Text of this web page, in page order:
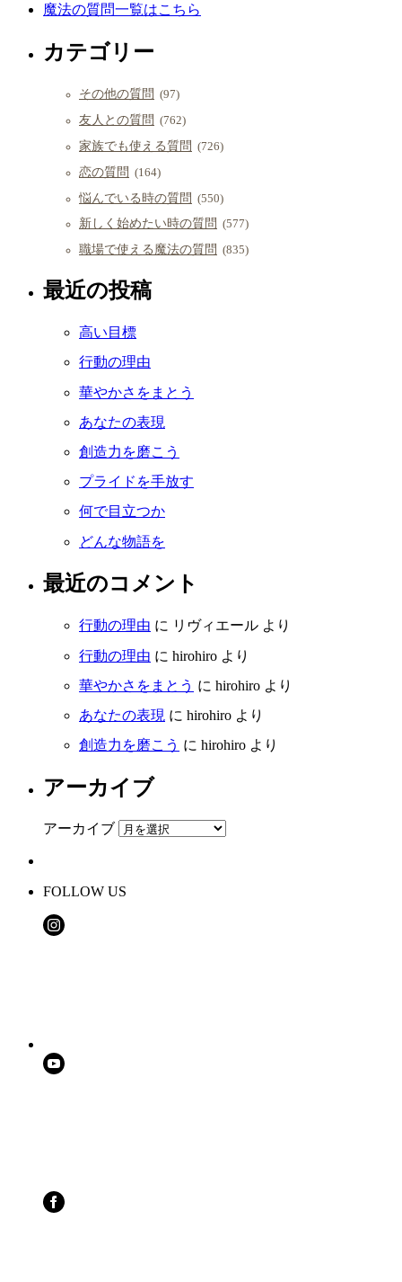
魔法の質問一覧はこちら
カテゴリー
その他の質問 (97)
友人との質問 (762)
家族でも使える質問 (726)
恋の質問 (164)
悩んでいる時の質問 (550)
新しく始めたい時の質問 (577)
職場で使える魔法の質問 (835)
最近の投稿
高い目標
行動の理由
華やかさをまとう
あなたの表現
創造力を磨こう
プライドを手放す
何で目立つか
どんな物語を
最近のコメント
行動の理由 に リヴィエール より
行動の理由 に hirohiro より
華やかさをまとう に hirohiro より
あなたの表現 に hirohiro より
創造力を磨こう に hirohiro より
アーカイブ
アーカイブ
FOLLOW US